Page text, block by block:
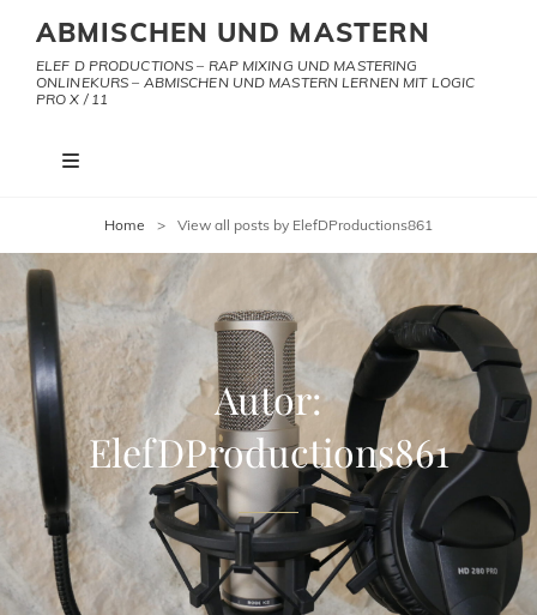
ABMISCHEN UND MASTERN
ELEF D PRODUCTIONS – RAP MIXING UND MASTERING
ONLINEKURS – ABMISCHEN UND MASTERN LERNEN MIT LOGIC
PRO X / 11
Home > View all posts by ElefDProductions861
Autor:
ElefDProductions861